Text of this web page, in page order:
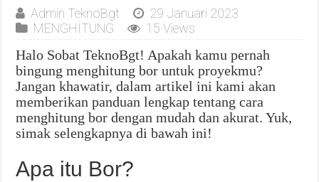
Admin TeknoBgt
29 Januari 2023
MENGHITUNG
15 Views
Halo Sobat TeknoBgt! Apakah kamu pernah
bingung menghitung bor untuk proyekmu?
Jangan khawatir, dalam artikel ini kami akan
memberikan panduan lengkap tentang cara
menghitung bor dengan mudah dan akurat. Yuk,
simak selengkapnya di bawah ini!
Apa itu Bor?